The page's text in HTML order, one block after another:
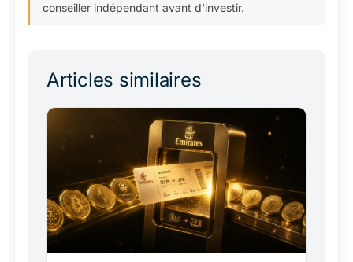
conseiller indépendant avant d'investir.
Articles similaires